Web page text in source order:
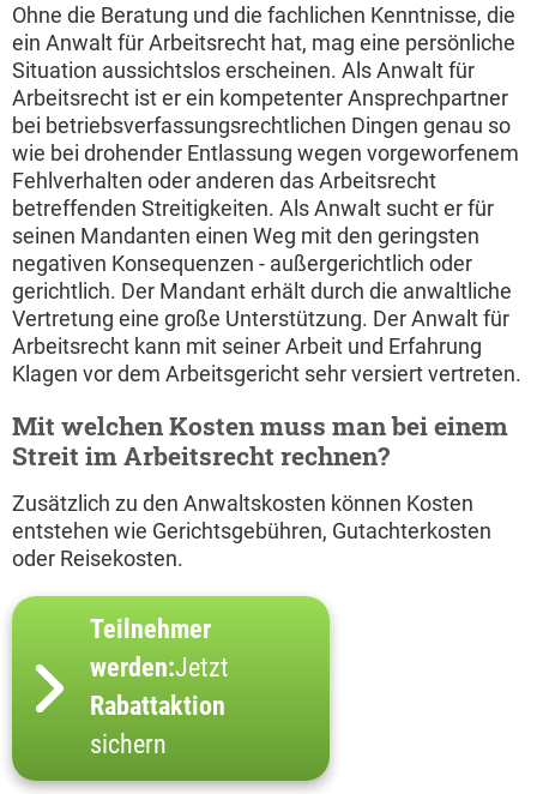
Ohne die Beratung und die fachlichen Kenntnisse, die
ein Anwalt für Arbeitsrecht hat, mag eine persönliche
Situation aussichtslos erscheinen. Als Anwalt für
Arbeitsrecht ist er ein kompetenter Ansprechpartner
bei betriebsverfassungsrechtlichen Dingen genau so
wie bei drohender Entlassung wegen vorgeworfenem
Fehlverhalten oder anderen das Arbeitsrecht
betreffenden Streitigkeiten. Als Anwalt sucht er für
seinen Mandanten einen Weg mit den geringsten
negativen Konsequenzen - außergerichtlich oder
gerichtlich. Der Mandant erhält durch die anwaltliche
Vertretung eine große Unterstützung. Der Anwalt für
Arbeitsrecht kann mit seiner Arbeit und Erfahrung
Klagen vor dem Arbeitsgericht sehr versiert vertreten.
Mit welchen Kosten muss man bei einem
Streit im Arbeitsrecht rechnen?
Zusätzlich zu den Anwaltskosten können Kosten
entstehen wie Gerichtsgebühren, Gutachterkosten
oder Reisekosten.
Teilnehmer
werden:Jetzt
Rabattaktion
sichern